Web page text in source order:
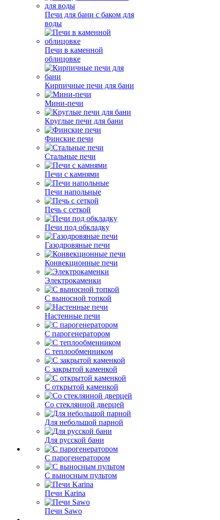
Печи для бани с баком для
воды
Печи в каменной
облицовке
Кирпичные печи для бани
Мини-печи
Круглые печи для бани
Финские печи
Стальные печи
Печи с камнями
Печи напольные
Печь с сеткой
Печи под обкладку
Газодровяные печи
Конвекционные печи
Электрокаменки
С выносной топкой
Настенные печи
С парогенератором
С теплообменником
С закрытой каменкой
С открытой каменкой
Со стеклянной дверцей
Для небольшой парной
Для русской бани
С парогенератором
С выносным пультом
Печи Karina
Печи Sawo